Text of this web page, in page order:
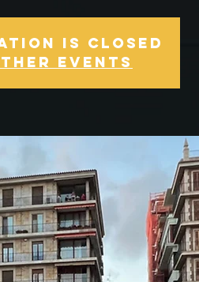
is Closed
events